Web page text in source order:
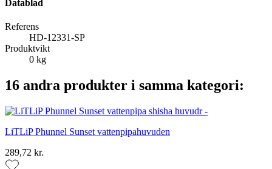
Datablad
Referens
HD-12331-SP
Produktvikt
0 kg
16 andra produkter i samma kategori:
LiTLiP Phunnel Sunset vattenpipahuvuden
289,72 kr.